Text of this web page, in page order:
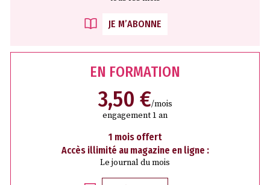
JE M’ABONNE
EN FORMATION
3,50 €/mois
engagement 1 an
1 mois offert
Accès illimité au magazine en ligne :
Le journal du mois